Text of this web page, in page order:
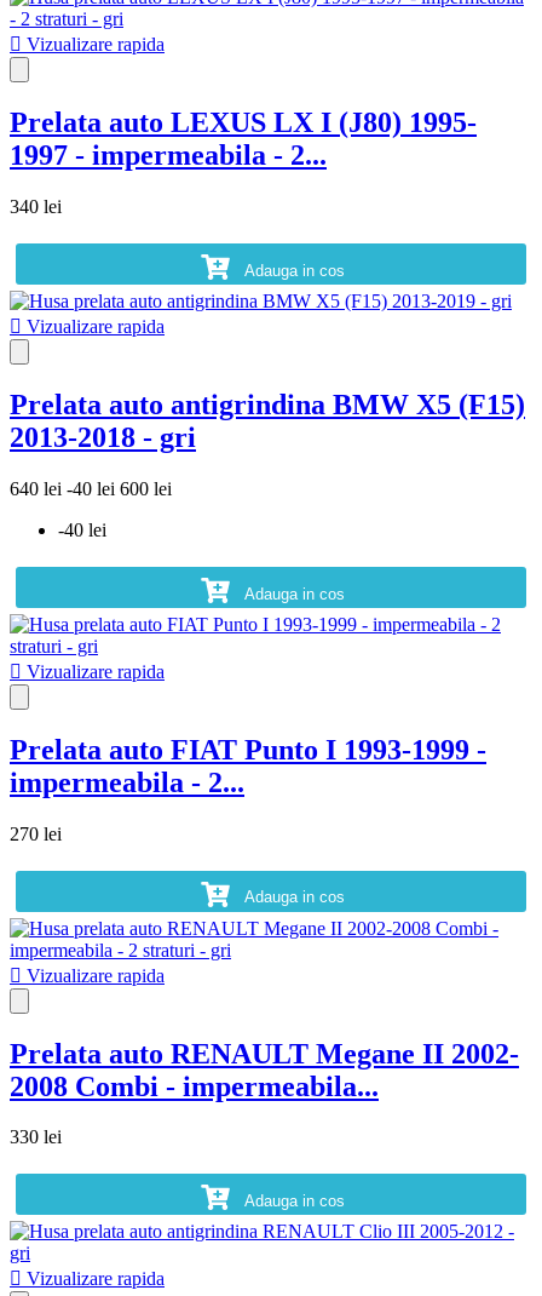
 Vizualizare rapida
Prelata auto LEXUS LX I (J80) 1995-
1997 - impermeabila - 2...
340 lei
Adauga in cos
 Vizualizare rapida
Prelata auto antigrindina BMW X5 (F15)
2013-2018 - gri
640 lei -40 lei 600 lei
-40 lei
Adauga in cos
 Vizualizare rapida
Prelata auto FIAT Punto I 1993-1999 -
impermeabila - 2...
270 lei
Adauga in cos
 Vizualizare rapida
Prelata auto RENAULT Megane II 2002-
2008 Combi - impermeabila...
330 lei
Adauga in cos
 Vizualizare rapida